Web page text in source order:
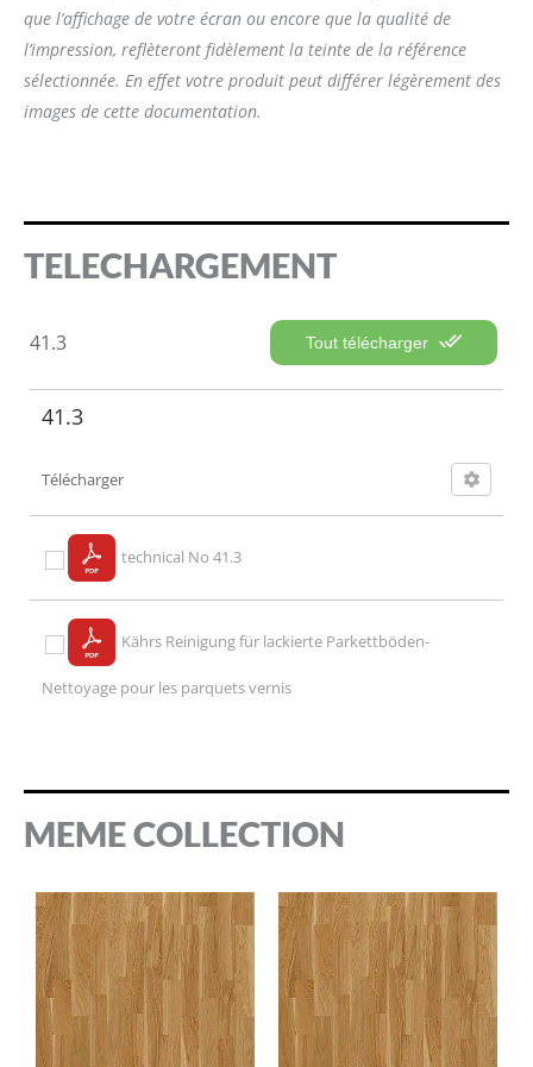
que l’affichage de votre écran ou encore que la qualité de
l’impression, reflèteront fidèlement la teinte de la référence
sélectionnée. En effet votre produit peut différer légèrement des
images de cette documentation.
TELECHARGEMENT
Tout télécharger
41.3
41.3
Télécharger
technical No 41.3
Kährs Reinigung für lackierte Parkettböden-
Nettoyage pour les parquets vernis
MEME COLLECTION